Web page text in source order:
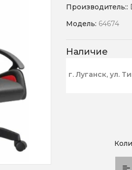
Производитель::
Модель: 64674
Наличие
г. Луганск, ул.